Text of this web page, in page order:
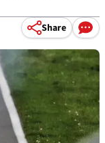
Share